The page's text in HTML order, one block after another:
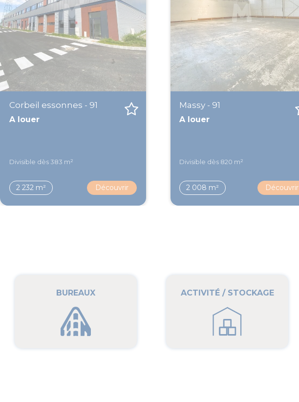
Corbeil essonnes - 91
A louer
Divisible dès 383 m²
2 232 m² Découvrir
Massy - 91
A louer
Divisible dès 820 m²
2 008 m² Découvrir
BUREAUX ACTIVITÉ / STOCKAGE